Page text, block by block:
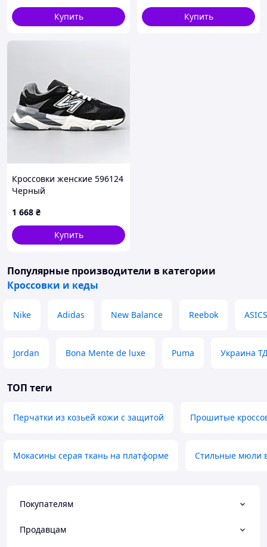
Купить Купить
Кроссовки женские 596124
Черный
1 668 ₴
Купить
Популярные производители в категории
Кроссовки и кеды
Nike Adidas New Balance Reebok ASICS
Jordan Bona Mente de luxe Puma Украина
ТОП теги
Перчатки из козьей кожи с защитой Прошитые
Мокасины серая ткань на платформе Стильные мюли
Покупателям
Продавцам